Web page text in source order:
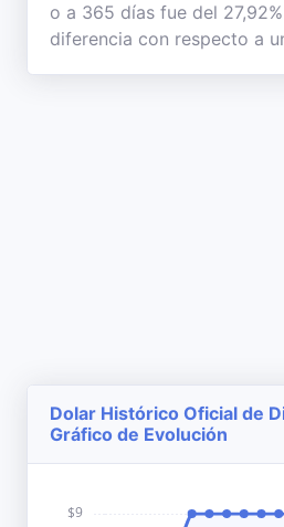
o a 365 días fue del
diferencia con respecto a
Dolar Histórico Oficial de
Gráfico de Evolución